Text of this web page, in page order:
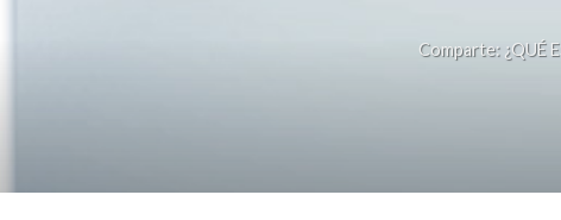
Comparte: ¿QUÉ